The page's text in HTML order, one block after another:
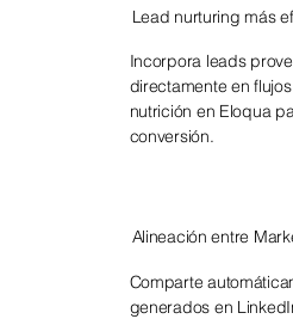
Lead nurturing más
Incorpora leads
directamente en
nutrición en Eloqua
conversión.
Alineación entre
Comparte
generados en